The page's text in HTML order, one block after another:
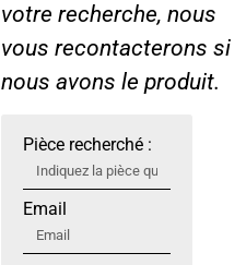
votre recherche, nous
vous recontacterons si
nous avons le produit.
Pièce recherché :
Email